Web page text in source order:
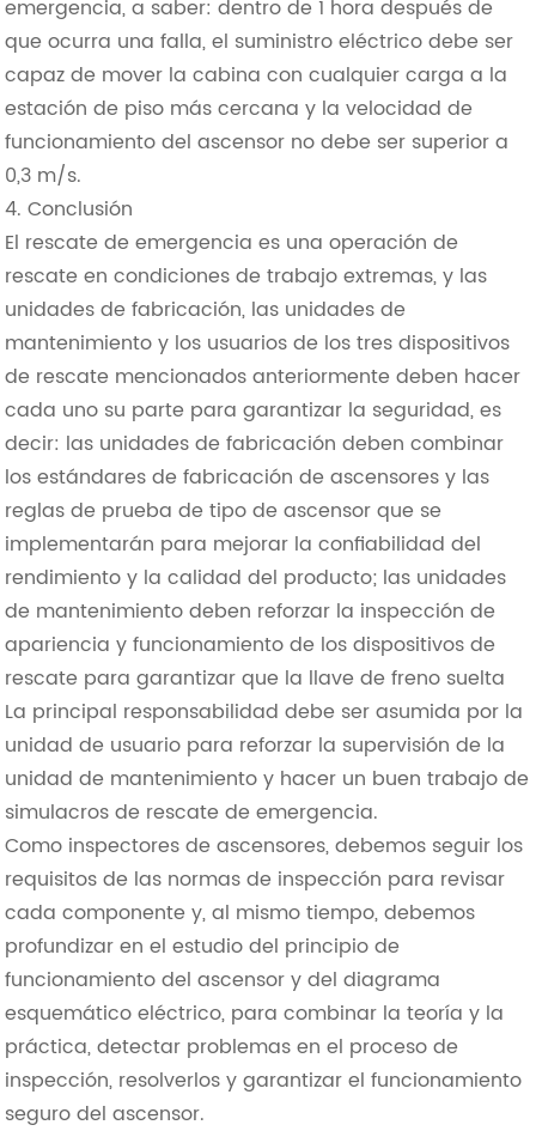
emergencia, a saber: dentro de 1 hora después de
que ocurra una falla, el suministro eléctrico debe ser
capaz de mover la cabina con cualquier carga a la
estación de piso más cercana y la velocidad de
funcionamiento del ascensor no debe ser superior a
0,3 m/s.
4. Conclusión
El rescate de emergencia es una operación de
rescate en condiciones de trabajo extremas, y las
unidades de fabricación, las unidades de
mantenimiento y los usuarios de los tres dispositivos
de rescate mencionados anteriormente deben hacer
cada uno su parte para garantizar la seguridad, es
decir: las unidades de fabricación deben combinar
los estándares de fabricación de ascensores y las
reglas de prueba de tipo de ascensor que se
implementarán para mejorar la confiabilidad del
rendimiento y la calidad del producto; las unidades
de mantenimiento deben reforzar la inspección de
apariencia y funcionamiento de los dispositivos de
rescate para garantizar que la llave de freno suelta
La principal responsabilidad debe ser asumida por la
unidad de usuario para reforzar la supervisión de la
unidad de mantenimiento y hacer un buen trabajo de
simulacros de rescate de emergencia.
Como inspectores de ascensores, debemos seguir los
requisitos de las normas de inspección para revisar
cada componente y, al mismo tiempo, debemos
profundizar en el estudio del principio de
funcionamiento del ascensor y del diagrama
esquemático eléctrico, para combinar la teoría y la
práctica, detectar problemas en el proceso de
inspección, resolverlos y garantizar el funcionamiento
seguro del ascensor.